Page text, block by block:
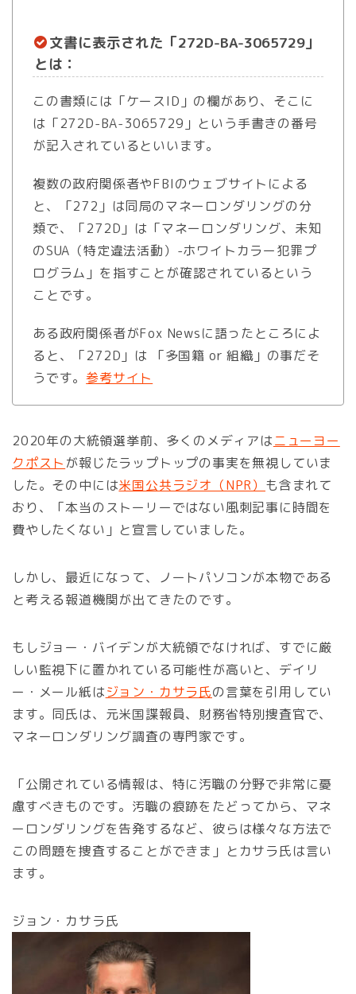
文書に表示された「272D-BA-3065729」
とは：
この書類には「ケースID」の欄があり、そこに
は「272D-BA-3065729」という手書きの番号
が記入されているといいます。
複数の政府関係者やFBIのウェブサイトによる
と、「272」は同局のマネーロンダリングの分
類で、「272D」は「マネーロンダリング、未知
のSUA（特定違法活動）-ホワイトカラー犯罪プ
ログラム」を指すことが確認されているという
ことです。
ある政府関係者がFox Newsに語ったところによ
ると、「272D」は 「多国籍 or 組織」の事だそ
うです。 参考サイト
2020年の大統領選挙前、多くのメディアはニューヨー
クポスト が報じたラップトップの事実を無視していま
した。その中には米国公共ラジオ（NPR） も含まれて
おり、「本当のストーリーではない風刺記事に時間を
費やしたくない」と宣言していました。
しかし、最近になって、ノートパソコンが本物である
と考える報道機関が出てきたのです。
もしジョー・バイデンが大統領でなければ、すでに厳
しい監視下に置かれている可能性が高いと、デイリ
ー・メール紙はジョン・カサラ氏の言葉を引用してい
ます。同氏は、元米国諜報員、財務省特別捜査官で、
マネーロンダリング調査の専門家です。
「公開されている情報は、特に汚職の分野で非常に憂
慮すべきものです。汚職の痕跡をたどってから、マネ
ーロンダリングを告発するなど、彼らは様々な方法で
この問題を捜査することができま」とカサラ氏は言い
ます。
ジョン・カサラ氏